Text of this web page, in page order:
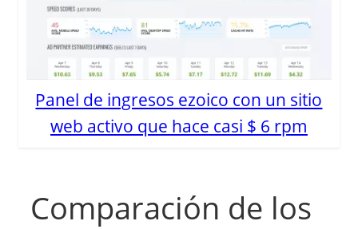
Panel de ingresos ezoico con un sitio
web activo que hace casi $ 6 rpm
Comparación de los